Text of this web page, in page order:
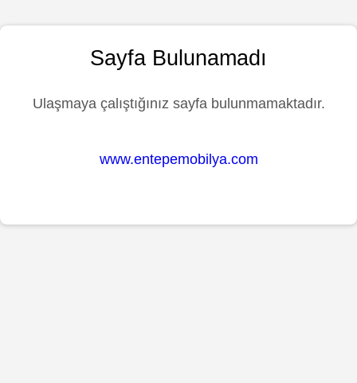
Sayfa Bulunamadı
Ulaşmaya çalıştığınız sayfa bulunmamaktadır.
www.entepemobilya.com